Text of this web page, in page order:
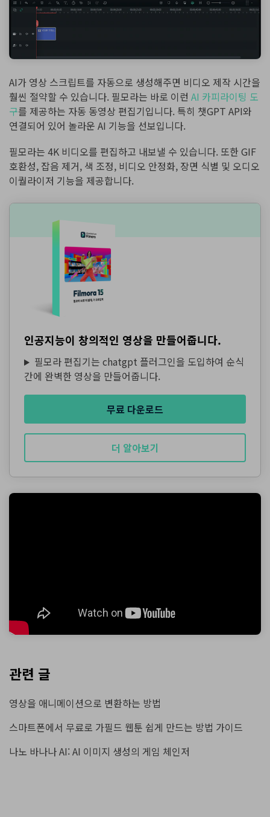
AI가 영상 스크립트를 자동으로 생성해주면 비디오 제작 시간을
훨씬 절약할 수 있습니다. 필모라는 바로 이런 AI 카피라이팅 도
구를 제공하는 자동 동영상 편집기입니다. 특히 챗GPT API와
연결되어 있어 놀라운 AI 기능을 선보입니다.
필모라는 4K 비디오를 편집하고 내보낼 수 있습니다. 또한 GIF
호환성, 잡음 제거, 색 조정, 비디오 안정화, 장면 식별 및 오디오
이퀄라이저 기능을 제공합니다.
인공지능이 창의적인 영상을 만들어줍니다.
필모라 편집기는 chatgpt 플러그인을 도입하여 순식
간에 완벽한 영상을 만들어줍니다.
무료 다운로드
더 알아보기
관련 글
영상을 애니메이션으로 변환하는 방법
스마트폰에서 무료로 가필드 웹툰 쉽게 만드는 방법 가이드
나노 바나나 AI: AI 이미지 생성의 게임 체인저